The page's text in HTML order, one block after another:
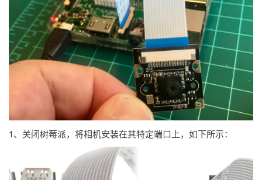
1、关闭树莓派，将相机安装在其特定端口上，如下所示：